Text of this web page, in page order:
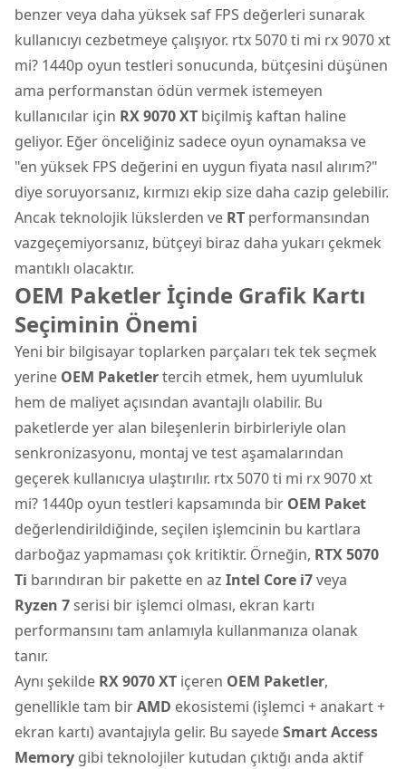
benzer veya daha yüksek saf FPS değerleri sunarak
kullanıcıyı cezbetmeye çalışıyor. rtx 5070 ti mi rx 9070 xt
mi? 1440p oyun testleri sonucunda, bütçesini düşünen
ama performanstan ödün vermek istemeyen
kullanıcılar için RX 9070 XT biçilmiş kaftan haline
geliyor. Eğer önceliğiniz sadece oyun oynamaksa ve
"en yüksek FPS değerini en uygun fiyata nasıl alırım?"
diye soruyorsanız, kırmızı ekip size daha cazip gelebilir.
Ancak teknolojik lükslerden ve RT performansından
vazgeçemiyorsanız, bütçeyi biraz daha yukarı çekmek
mantıklı olacaktır.
OEM Paketler İçinde Grafik Kartı
Seçiminin Önemi
Yeni bir bilgisayar toplarken parçaları tek tek seçmek
yerine OEM Paketlertercih etmek, hem uyumluluk
hem de maliyet açısından avantajlı olabilir. Bu
paketlerde yer alan bileşenlerin birbirleriyle olan
senkronizasyonu, montaj ve test aşamalarından
geçerek kullanıcıya ulaştırılır. rtx 5070 ti mi rx 9070 xt
mi? 1440p oyun testleri kapsamında bir OEM Paket
değerlendirildiğinde, seçilen işlemcinin bu kartlara
darboğaz yapmaması çok kritiktir. Örneğin, RTX 5070
Ti barındıran bir pakette en az Intel Core i7veya
Ryzen 7serisi bir işlemci olması, ekran kartı
performansını tam anlamıyla kullanmanıza olanak
tanır.
Aynı şekilde RX 9070 XT içeren OEM Paketler,
genellikle tam birAMD ekosistemi (işlemci + anakart +
ekran kartı) avantajıyla gelir. Bu sayedeSmart Access
Memory gibi teknolojiler kutudan çıktığı anda aktif